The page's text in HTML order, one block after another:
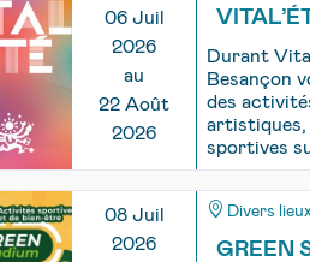
06 Juil
2026
au
22 Août
2026
Durant
Besançon
des
artistiques,
sportives
08 Juil
2026
Divers
GREEN